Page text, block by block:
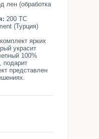
лен (обработка
200 ТС
(Турция)
ярких
украсит
100%
подарит
представлен